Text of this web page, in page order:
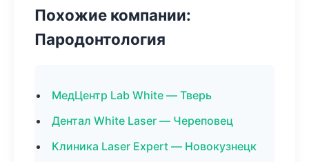
Похожие компании:
Пародонтология
МедЦентр Lab White — Тверь
Дентал White Laser — Череповец
Клиника Laser Expert — Новокузнецк